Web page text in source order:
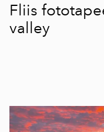
Fliis
valley